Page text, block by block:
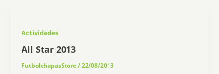
Actividades
All Star 2013
FutbolchapasStore/22/08/2013